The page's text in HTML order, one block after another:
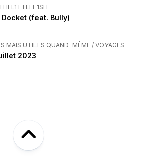
Docket (feat. Bully)
MAIS UTILES QUAND-MÊME / VOYAGES
2023